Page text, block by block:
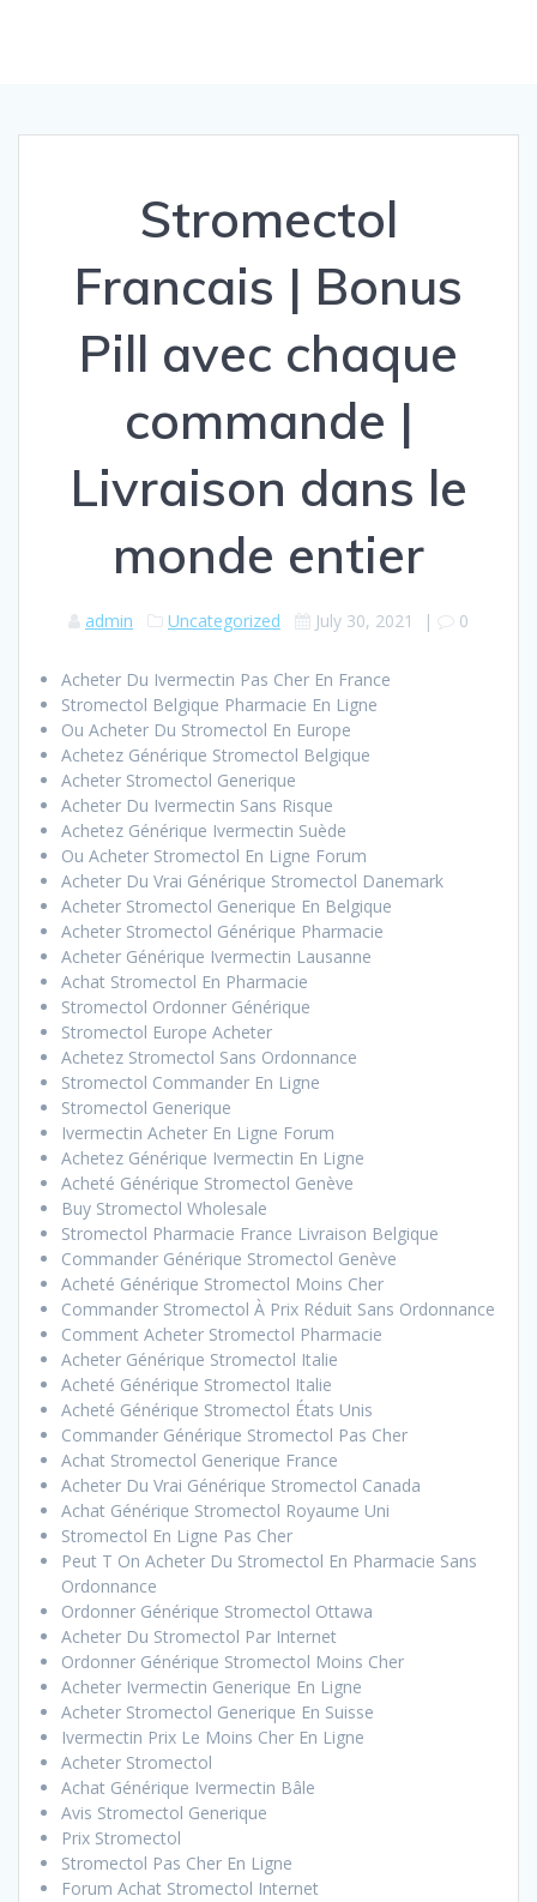
Stromectol
Francais | Bonus
Pill avec chaque
commande |
Livraison dans le
monde entier
admin Uncategorized July 30, 2021 | 0
Acheter Du Ivermectin Pas Cher En France
Stromectol Belgique Pharmacie En Ligne
Ou Acheter Du Stromectol En Europe
Achetez Générique Stromectol Belgique
Acheter Stromectol Generique
Acheter Du Ivermectin Sans Risque
Achetez Générique Ivermectin Suède
Ou Acheter Stromectol En Ligne Forum
Acheter Du Vrai Générique Stromectol Danemark
Acheter Stromectol Generique En Belgique
Acheter Stromectol Générique Pharmacie
Acheter Générique Ivermectin Lausanne
Achat Stromectol En Pharmacie
Stromectol Ordonner Générique
Stromectol Europe Acheter
Achetez Stromectol Sans Ordonnance
Stromectol Commander En Ligne
Stromectol Generique
Ivermectin Acheter En Ligne Forum
Achetez Générique Ivermectin En Ligne
Acheté Générique Stromectol Genève
Buy Stromectol Wholesale
Stromectol Pharmacie France Livraison Belgique
Commander Générique Stromectol Genève
Acheté Générique Stromectol Moins Cher
Commander Stromectol À Prix Réduit Sans Ordonnance
Comment Acheter Stromectol Pharmacie
Acheter Générique Stromectol Italie
Acheté Générique Stromectol Italie
Acheté Générique Stromectol États Unis
Commander Générique Stromectol Pas Cher
Achat Stromectol Generique France
Acheter Du Vrai Générique Stromectol Canada
Achat Générique Stromectol Royaume Uni
Stromectol En Ligne Pas Cher
Peut T On Acheter Du Stromectol En Pharmacie Sans
Ordonnance
Ordonner Générique Stromectol Ottawa
Acheter Du Stromectol Par Internet
Ordonner Générique Stromectol Moins Cher
Acheter Ivermectin Generique En Ligne
Acheter Stromectol Generique En Suisse
Ivermectin Prix Le Moins Cher En Ligne
Acheter Stromectol
Achat Générique Ivermectin Bâle
Avis Stromectol Generique
Prix Stromectol
Stromectol Pas Cher En Ligne
Forum Achat Stromectol Internet